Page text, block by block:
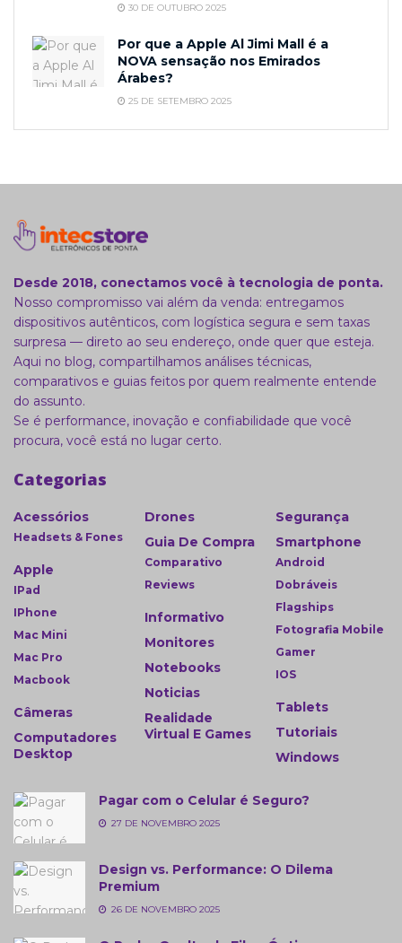
30 DE OUTUBRO 2025
Por que a Apple Al Jimi Mall é a
NOVA sensação nos Emirados
Árabes?
25 DE SETEMBRO 2025
Desde 2018, conectamos você à tecnologia de ponta.
Nosso compromisso vai além da venda: entregamos
dispositivos autênticos, com logística segura e sem taxas
surpresa — direto ao seu endereço, onde quer que esteja.
Aqui no blog, compartilhamos análises técnicas,
comparativos e guias feitos por quem realmente entende
do assunto.
Se é performance, inovação e confiabilidade que você
procura, você está no lugar certo.
Categorias
Acessórios
Headsets & Fones
Apple
IPad
IPhone
Mac Mini
Mac Pro
Macbook
Câmeras
Computadores
Desktop
Drones
Guia De Compra
Comparativo
Reviews
Informativo
Monitores
Notebooks
Noticias
Realidade
Virtual E Games
Segurança
Smartphone
Android
Dobráveis
Flagships
Fotografia Mobile
Gamer
IOS
Tablets
Tutoriais
Windows
Pagar com o Celular é Seguro?
27 DE NOVEMBRO 2025
Design vs. Performance: O Dilema
Premium
26 DE NOVEMBRO 2025